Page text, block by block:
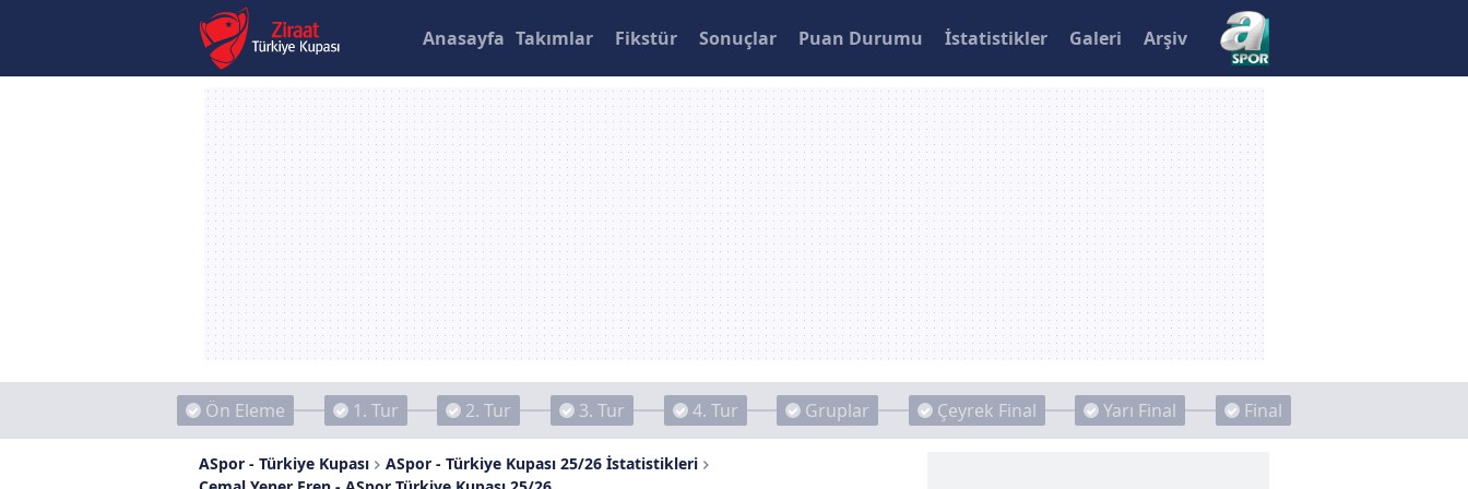
Anasayfa Takımlar Fikstür Sonuçlar Puan Durumu İstatistikler Galeri Arşiv
Ön Eleme 1. Tur 2. Tur 3. Tur 4. Tur Gruplar Çeyrek Final Yarı Final Final
ASpor - Türkiye Kupası
ASpor - Türkiye Kupası 25/26 İstatistikleri